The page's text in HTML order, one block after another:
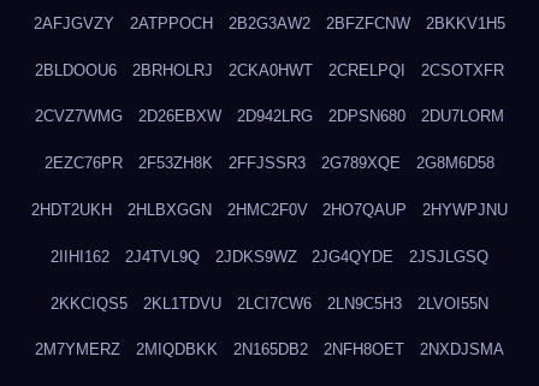
2AFJGVZY 2ATPPOCH 2B2G3AW2 2BFZFCNW 2BKKV1H5
2BLDOOU6 2BRHOLRJ 2CKA0HWT 2CRELPQI 2CSOTXFR
2CVZ7WMG 2D26EBXW 2D942LRG 2DPSN680 2DU7LORM
2EZC76PR 2F53ZH8K 2FFJSSR3 2G789XQE 2G8M6D58
2HDT2UKH 2HLBXGGN 2HMC2F0V 2HO7QAUP 2HYWPJNU
2IIHI162 2J4TVL9Q 2JDKS9WZ 2JG4QYDE 2JSJLGSQ
2KKCIQS5 2KL1TDVU 2LCI7CW6 2LN9C5H3 2LVOI55N
2M7YMERZ 2MIQDBKK 2N165DB2 2NFH8OET 2NXDJSMA